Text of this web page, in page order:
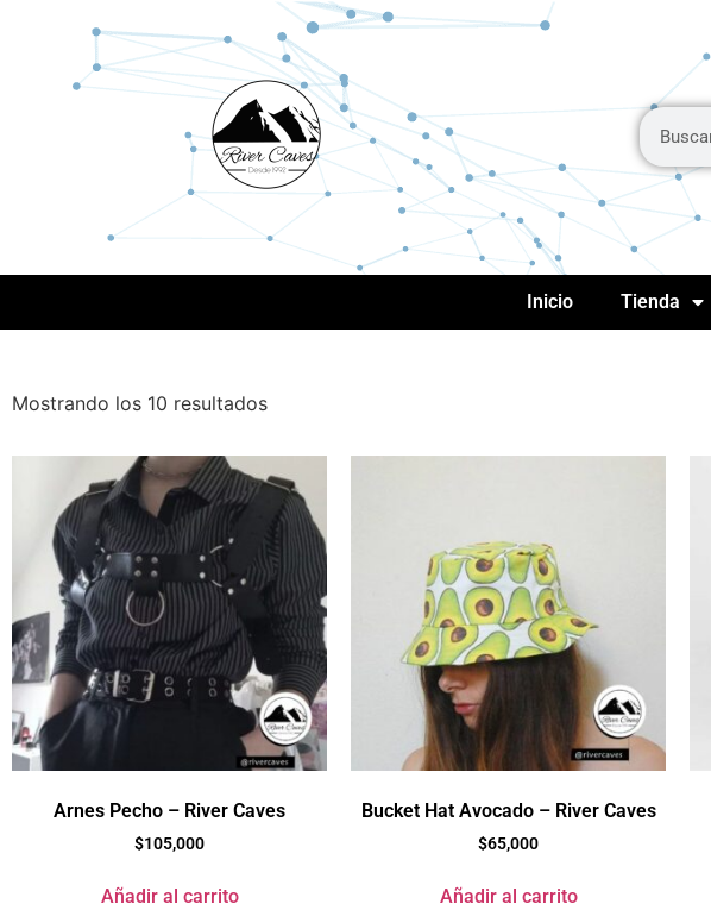
Inicio Tienda
Mostrando los 10 resultados
Arnes Pecho – River Caves
$105,000
Añadir al carrito
Bucket Hat Avocado – River Caves
$65,000
Añadir al carrito